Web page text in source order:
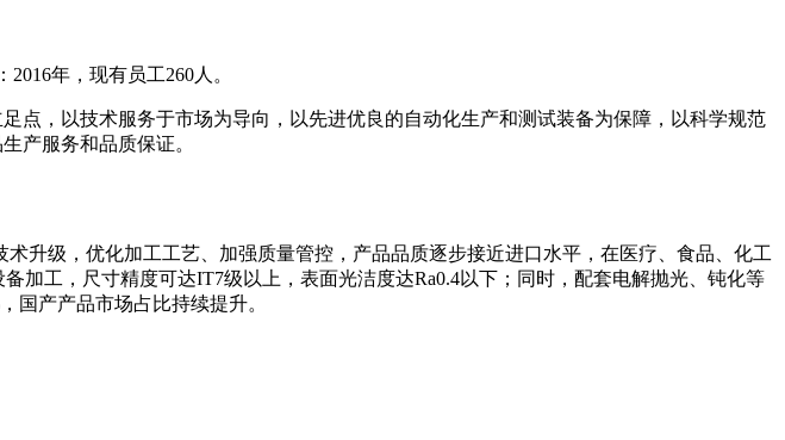
年，现有员工260人。
点，以技术服务于市场为导向，以先进优良的自动化生产和测试装备为保障，以科学规范
产服务和品质保证。
升级，优化加工工艺、加强质量管控，产品品质逐步接近进口水平，在医疗、食品、化工
加工，尺寸精度可达IT7级以上，表面光洁度达Ra0.4以下；同时，配套电解抛光、钝化等
国产产品市场占比持续提升。